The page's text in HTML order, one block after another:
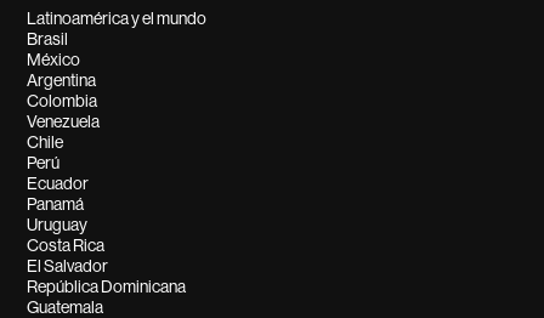
Latinoamérica y el mundo
Brasil
México
Argentina
Colombia
Venezuela
Chile
Perú
Ecuador
Panamá
Uruguay
Costa Rica
El Salvador
República Dominicana
Guatemala